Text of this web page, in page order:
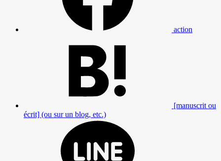
action
[manuscrit ou
écrit] (ou sur un blog, etc.)